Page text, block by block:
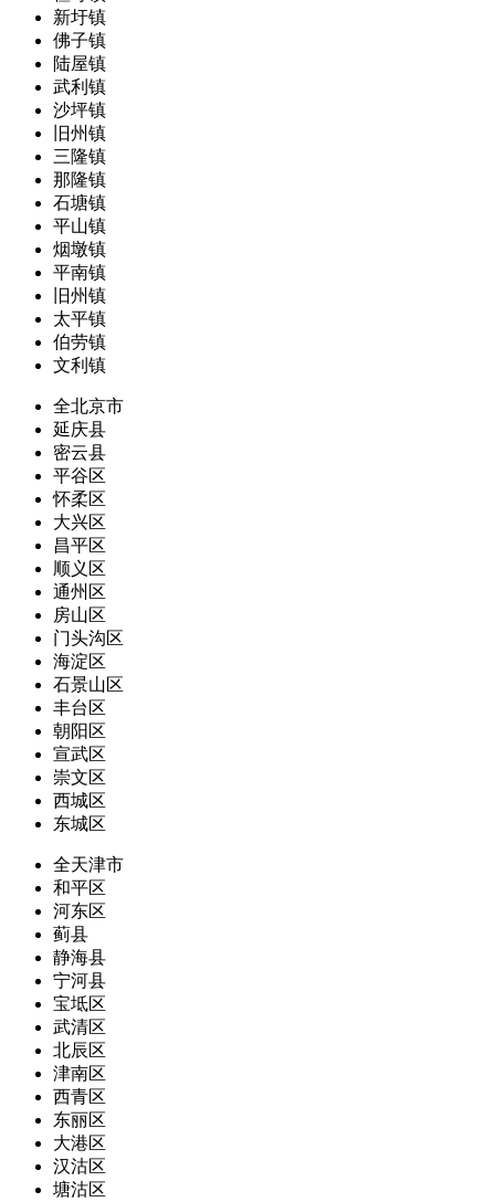
新圩镇
佛子镇
陆屋镇
武利镇
沙坪镇
旧州镇
三隆镇
那隆镇
石塘镇
平山镇
烟墩镇
平南镇
旧州镇
太平镇
伯劳镇
文利镇
全北京市
延庆县
密云县
平谷区
怀柔区
大兴区
昌平区
顺义区
通州区
房山区
门头沟区
海淀区
石景山区
丰台区
朝阳区
宣武区
崇文区
西城区
东城区
全天津市
和平区
河东区
蓟县
静海县
宁河县
宝坻区
武清区
北辰区
津南区
西青区
东丽区
大港区
汉沽区
塘沽区